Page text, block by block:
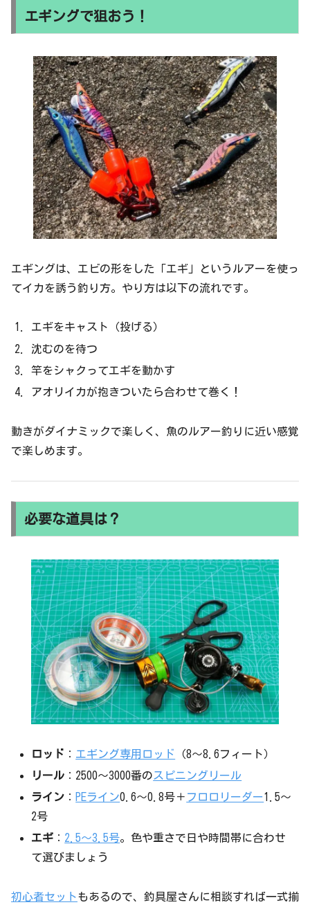
エギングで狙おう！
エギングは、エビの形をした「エギ」というルアーを使っ
てイカを誘う釣り方。やり方は以下の流れです。
エギをキャスト（投げる）
沈むのを待つ
竿をシャクってエギを動かす
アオリイカが抱きついたら合わせて巻く！
動きがダイナミックで楽しく、魚のルアー釣りに近い感覚
で楽しめます。
必要な道具は？
ロッド ： エギング専用ロッド
（8〜8.6フィート）
リール ：2500〜3000番のスピニングリール
ライン ： PEライン0.6〜0.8号＋ フロロリーダー1.5〜
2号
エギ ： 2.5〜3.5号。色や重さで日や時間帯に合わせ
て選びましょう
初心者セットもあるので、釣具屋さんに相談すれば一式揃